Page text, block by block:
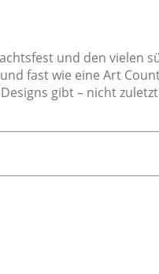
und den vielen
fast wie eine Art
gibt – nicht